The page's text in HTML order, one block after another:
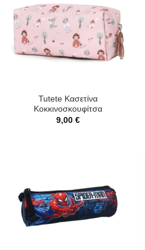
Tutete Κασετίνα
Κοκκινοσκουφίτσα
9,00 €